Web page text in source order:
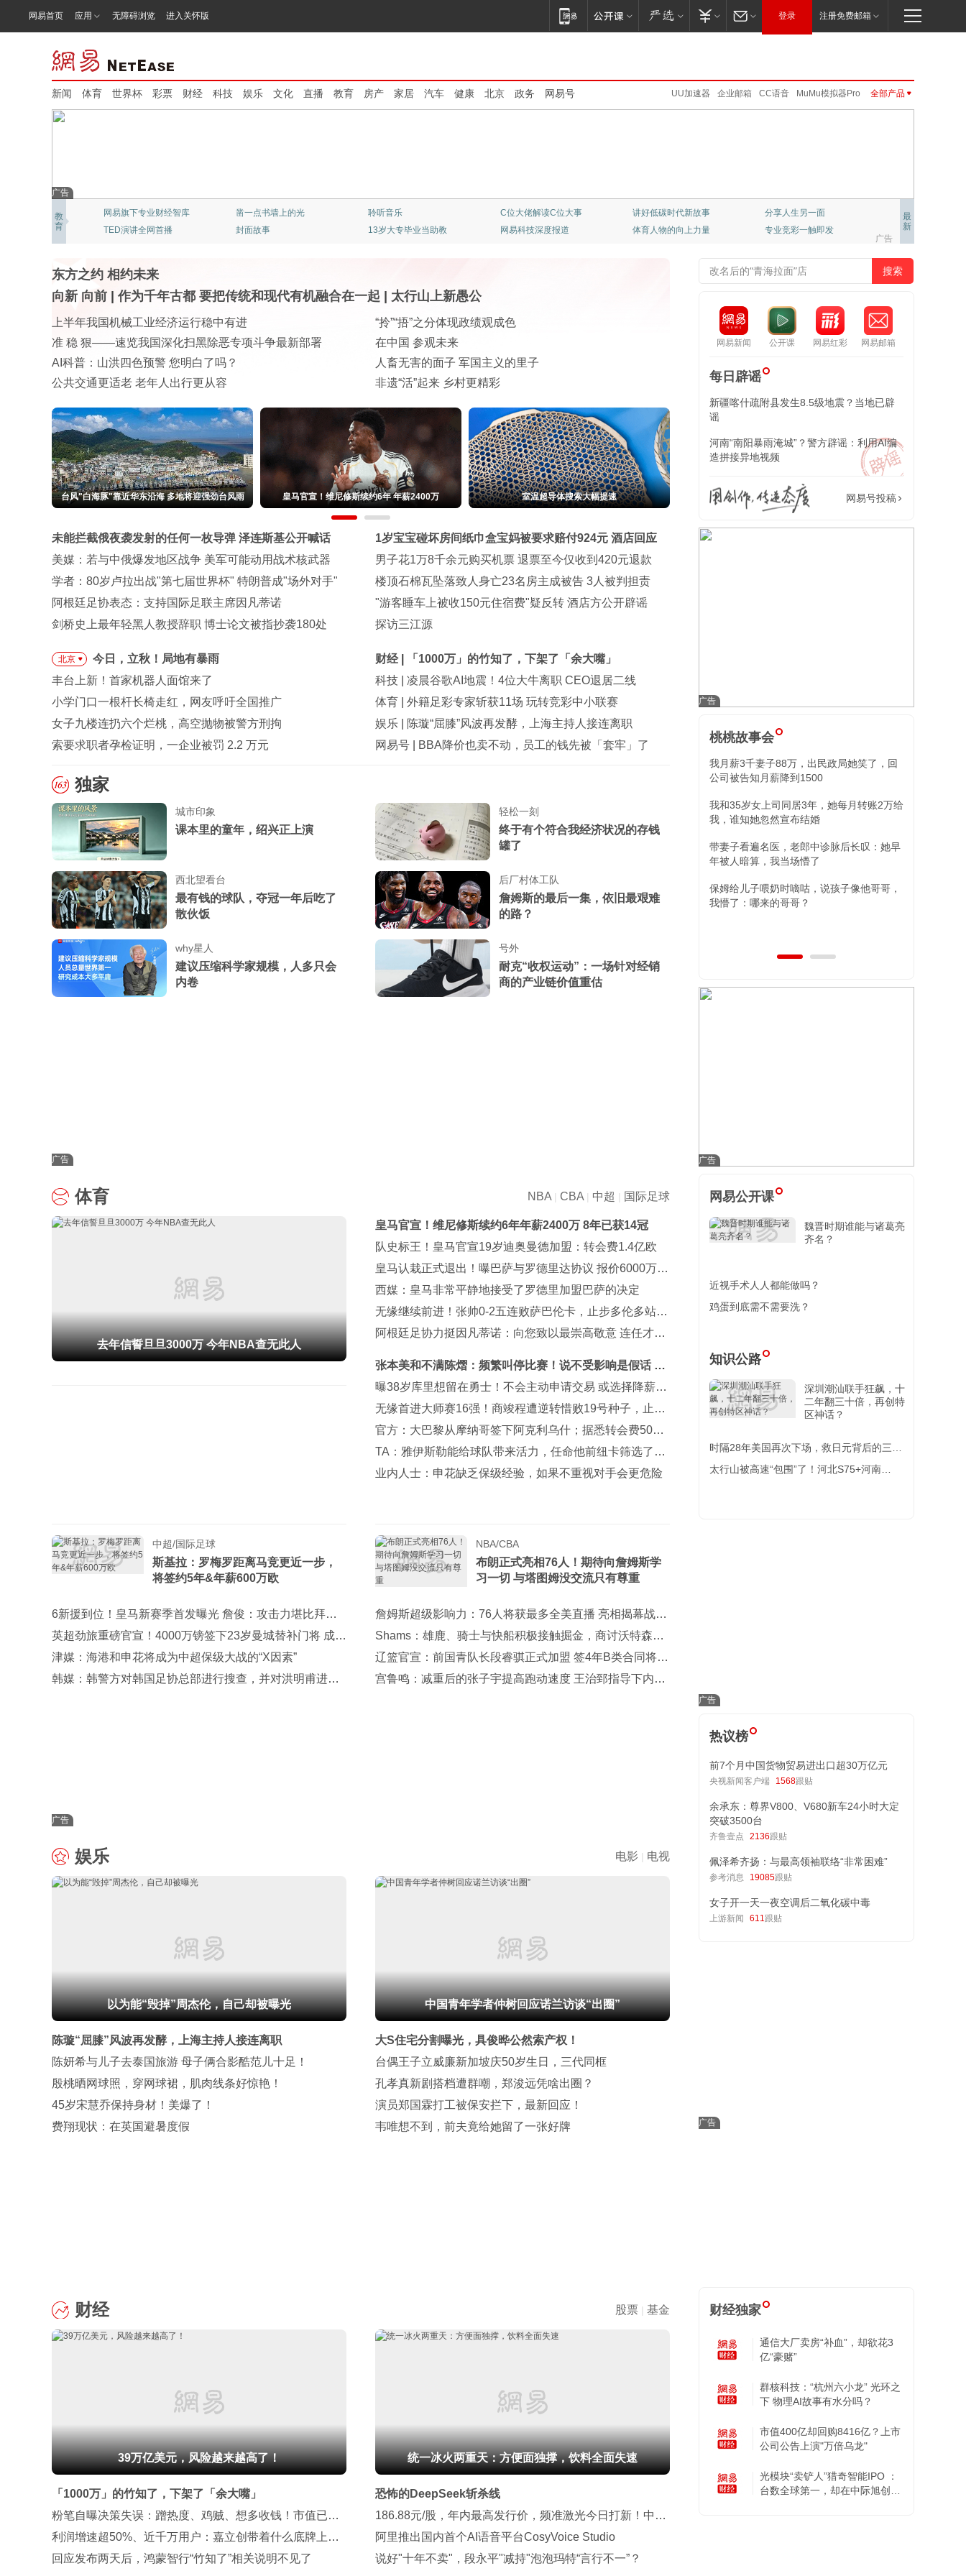
网易首页 应用 无障碍浏览 进入关怀版 登录 注册免费邮箱
新闻 体育 世界杯 彩票 财经 科技 娱乐 文化 直播 教育 房产 家居 汽车 健康 北京 政务 网易号 MuMu模拟器Pro
CC语音
企业邮箱
UU加速器
网易游戏
公开课
VIP邮箱
伏羲
公正邮
卡搭编程
全部产品
大话2 梦幻西游手游
大唐无双
率士之滨
哈利波特.魔法觉醒
天下手游
明日之后
逆水寒
广告
教
育
最
新
网易旗下专业财经智库
TED演讲全网首播
凿一点书墙上的光
封面故事
聆听音乐
13岁大专毕业当助教
C位大佬解读C位大事
网易科技深度报道
讲好低碳时代新故事
体育人物的向上力量
分享人生另一面
专业竞彩一触即发
广告
东方之约 相约未来
向新 向前
作为千年古都 要把传统和现代有机融合在一起 太行山上新愚公
上半年我国机械工业经济运行稳中有进
准 稳 狠——速览我国深化扫黑除恶专项斗争最新部署
AI科普：山洪四色预警 您明白了吗？
公共交通更适老 老年人出行更从容
“拎”“捂”之分体现政绩观成色
在中国 参观未来
人畜无害的面子 军国主义的里子
非遗“活”起来 乡村更精彩
台风"白海豚"靠近华东沿海 多地将迎强劲台风雨 皇马官宣！维尼修斯续约6年 年薪2400万 室温超导体搜索大幅提速 包上恩穿青花吊带长裙搭蓝色开衫 清新灵动 10万级大满配 双
网易新闻 公开课 网易红彩 网易邮箱
每日辟谣
新疆喀什疏附县发生8.5级地震？当地已辟
谣
河南“南阳暴雨淹城”？警方辟谣：利用AI编
造拼接异地视频
网易号投稿
未能拦截俄夜袭发射的任何一枚导弹 泽连斯基公开喊话
美媒：若与中俄爆发地区战争 美军可能动用战术核武器
学者：80岁卢拉出战"第七届世界杯" 特朗普成"场外对手"
阿根廷足协表态：支持国际足联主席因凡蒂诺
剑桥史上最年轻黑人教授辞职 博士论文被指抄袭180处
1岁宝宝碰坏房间纸巾盒宝妈被要求赔付924元 酒店回应
男子花1万8千余元购买机票 退票至今仅收到420元退款
楼顶石棉瓦坠落致人身亡23名房主成被告 3人被判担责
"游客睡车上被收150元住宿费"疑反转 酒店方公开辟谣
探访三江源
北京
今日，立秋！局地有暴雨
丰台上新！首家机器人面馆来了
小学门口一根杆长椅走红，网友呼吁全国推广
女子九楼连扔六个烂桃，高空抛物被警方刑拘
索要求职者孕检证明，一企业被罚 2.2 万元
财经
「1000万」的竹知了，下架了「余大嘴」
科技
凌晨谷歌AI地震！4位大牛离职 CEO退居二线
体育
外籍足彩专家斩获11场 玩转竞彩中小联赛
娱乐
陈璇“屈膝”风波再发酵，上海主持人接连离职
网易号
BBA降价也卖不动，员工的钱先被「套牢」了
独家
城市印象
课本里的童年，绍兴正上演
轻松一刻
终于有个符合我经济状况的存钱
罐了
西北望看台
最有钱的球队，夺冠一年后吃了
散伙饭
后厂村体工队
詹姆斯的最后一集，依旧最艰难
的路？
why星人
建议压缩科学家规模，人多只会
内卷
号外
耐克“收权运动”：一场针对经销
商的产业链价值重估
广告
桃桃故事会
我月薪3千妻子88万，出民政局她笑了，回
公司被告知月薪降到1500
我和35岁女上司同居3年，她每月转账2万给
我，谁知她忽然宣布结婚
带妻子看遍名医，老郎中诊脉后长叹：她早
年被人暗算，我当场懵了
保姆给儿子喂奶时嘀咕，说孩子像他哥哥，
我懵了：哪来的哥哥？
体育 NBA | CBA | 中超 | 国际足球
去年信誓旦旦3000万 今年NBA查无此人
皇马官宣！维尼修斯续约6年年薪2400万 8年已获14冠
队史标王！皇马官宣19岁迪奥曼德加盟：转会费1.4亿欧
皇马认栽正式退出！曝巴萨与罗德里达协议 报价6000万欧
与曼城谈判
西媒：皇马非常平静地接受了罗德里加盟巴萨的决定
无缘继续前进！张帅0-2五连败萨巴伦卡，止步多伦多站第
3轮
阿根廷足协力挺因凡蒂诺：向您致以最崇高敬意 连任才是
张本美和不满陈熠：频繁叫停比赛！说不受影响是假话 誓
要夺冠
曝38岁库里想留在勇士！不会主动申请交易 或选择降薪帮
助球队
无缘首进大师赛16强！商竣程遭逆转惜败19号种子，止步
蒙特利尔第3轮
官方：大巴黎从摩纳哥签下阿克利乌什；据悉转会费5000
万欧
TA：雅伊斯勒能给球队带来活力，任命他前纽卡筛选了约
178人
业内人士：申花缺乏保级经验，如果不重视对手会更危险
中超/国际足球
斯基拉：罗梅罗距离马竞更近一步，
将签约5年&年薪600万欧
6新援到位！皇马新赛季首发曝光 詹俊：攻击力堪比拜仁
巴黎 2软肋
英超劲旅重磅官宣！4000万镑签下23岁曼城替补门将 成队
史标王
津媒：海港和申花将成为中超保级大战的“X因素”
韩媒：韩警方对韩国足协总部进行搜查，并对洪明甫进行
NBA/CBA
布朗正式亮相76人！期待向詹姆斯学
习一切 与塔图姆没交流只有尊重
詹姆斯超级影响力：76人将获最多全美直播 亮相揭幕战
+圣诞大战
Shams：雄鹿、骑士与快船积极接触掘金，商讨沃特森先
签后换
辽篮官宣：前国青队长段睿骐正式加盟 签4年B类合同将穿
7号球衣
宫鲁鸣：减重后的张子宇提高跑动速度 王治郅指导下内线
广告
娱乐 电影 | 电视
以为能“毁掉”周杰伦，自己却被曝光
陈璇“屈膝”风波再发酵，上海主持人接连离职
陈妍希与儿子去泰国旅游 母子俩合影酷范儿十足！
殷桃晒网球照，穿网球裙，肌肉线条好惊艳！
45岁宋慧乔保持身材！美爆了！
费翔现状：在英国避暑度假
中国青年学者仲树回应诺兰访谈“出圈”
大S住宅分割曝光，具俊晔公然索产权！
台偶王子立威廉新加坡庆50岁生日，三代同框
孔孝真新剧搭档遭群嘲，郑浚远凭啥出圈？
演员郑国霖打工被保安拦下，最新回应！
韦唯想不到，前夫竟给她留了一张好牌
网易公开课
魏晋时期谁能与诸葛亮
齐名？
近视手术人人都能做吗？
鸡蛋到底需不需要洗？
知识公路
深圳潮汕联手狂飙，十
二年翻三十倍，再创特
区神话？
时隔28年美国再次下场，救日元背后的三大
连锁反应
太行山被高速“包围”了！河北S75+河南
热议榜
前7个月中国货物贸易进出口超30万亿元
央视新闻客户端 1568跟贴
余承东：尊界V800、V680新车24小时大定
突破3500台
齐鲁壹点 2136跟贴
佩泽希齐扬：与最高领袖联络“非常困难”
参考消息 19085跟贴
女子开一天一夜空调后二氧化碳中毒
上游新闻 611跟贴
财经 股票 | 基金
39万亿美元，风险越来越高了！ 统一冰火两重天：方便面独撑，饮料全面失速
「1000万」的竹知了，下架了「余大嘴」
恐怖的DeepSeek斩杀线
粉笔自曝决策失误：蹭热度、鸡贼、想多收钱！市值已缩
水超300亿港元
186.88元/股，年内最高发行价，频准激光今日打新！中一
签要缴近10万元
利润增速超50%、近千万用户：嘉立创带着什么底牌上
市？
阿里推出国内首个AI语音平台CosyVoice Studio
回应发布两天后，鸿蒙智行“竹知了”相关说明不见了
说好"十年不卖"，段永平"减持"泡泡玛特“言行不一”？
财经独家
通信大厂卖房“补血”，却欲花3
亿“豪赌”
群核科技：“杭州六小龙” 光环之
下 物理AI故事有水分吗？
市值400亿却回购8416亿？上市
公司公告上演"万倍乌龙"
光模块“卖铲人”猎奇智能IPO ：
台数全球第一，却在中际旭创的